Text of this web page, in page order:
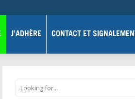
J’ADHÈRE CONTACT ET SIGNALEMENT